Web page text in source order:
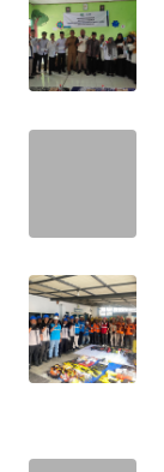
WN
KEPULAUAN
SERIBU
WN
BINJAI
WN
CIREBON